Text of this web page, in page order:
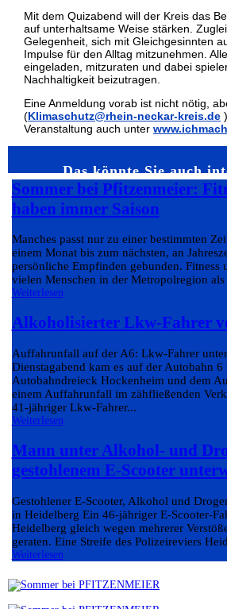
Mit dem Quizabend will der Kreis das
auf unterhaltsame Weise stärken.
Gelegenheit, sich mit Gleichgesinnten
Impulse für den Alltag mitzunehmen.
eingeladen, mitzuraten und dabei
Nachhaltigkeit beizutragen.
Eine Anmeldung vorab ist nicht nötig,
(Klimaschutz@rhein-neckar-kreis.de
Veranstaltung auch unter
Das könnte Sie auch
Sommer bei Pfitzenmeier:
haben immer Saison
Manches passt nur zu einer bestimmten
einem Monat bis zum nächsten, an
persönliche Empfinden gebunden. Fitness
vielen Menschen in der Metropolregion als
Weiterlesen
Alkoholisierter Lkw-Fahrer
Auffahrunfall auf der A6: Lkw-Fahrer
Dienstagabend kam es auf der Autobahn 6
Autobahndreieck Hockenheim und dem
einem Auffahrunfall im zähfließenden
41-jähriger Lkw-Fahrer...
Weiterlesen
Mann unter Alkohol- und
gestohlenem E-Scooter
Gestohlener E-Scooter, Alkohol und
in Heidelberg Ein 46-jähriger E-Scooter-
Heidelberg gleich wegen mehrerer
geraten. Eine Streife des Polizeireviers
Weiterlesen